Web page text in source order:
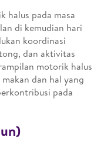
halus pada masa
di kemudian hari
koordinasi
dan aktivitas
motorik halus
dan hal yang
pada